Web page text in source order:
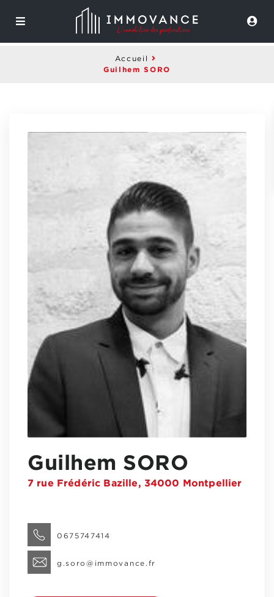
Accueil
Guilhem SORO
Guilhem SORO
7 rue Frédéric Bazille, 34000 Montpellier
0675747414
g.soro@immovance.fr